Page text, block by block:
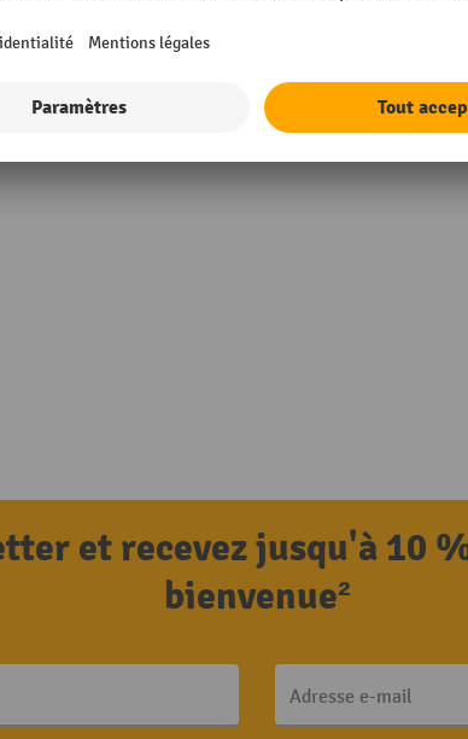
et recevez jusqu'à 10
bienvenue²
Adresse e-mail